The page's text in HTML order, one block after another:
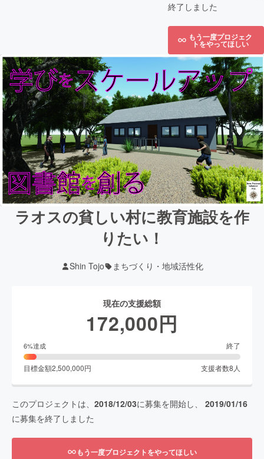
終了しました
もう一度プロジェク
トをやってほしい
ラオスの貧しい村に教育施設を作
りたい！
Shin Tojo まちづくり・地域活性化
現在の支援総額
172,000円
6%達成 終了
目標金額2,500,000円 支援者数8 人
このプロジェクトは、 2018/12/03に募集を開始し、 2019/01/16
に募集を終了しました
もう一度プロジェクトをやってほしい